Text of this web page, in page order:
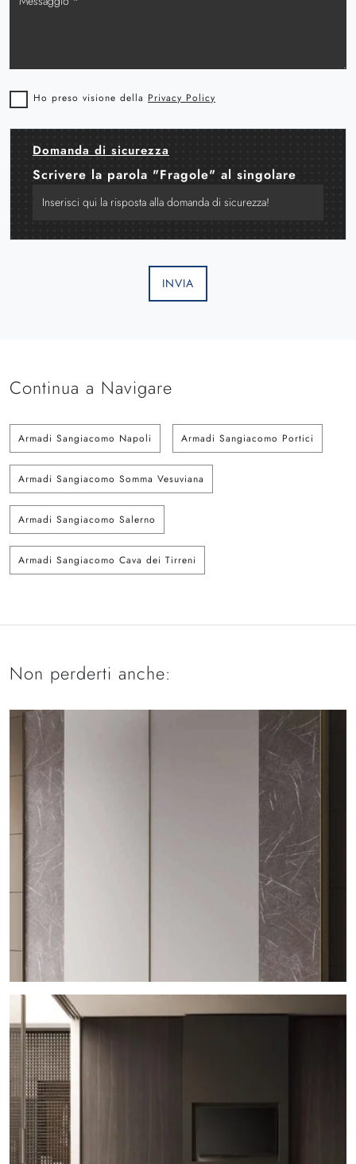
Ho preso visione della Privacy Policy
Domanda di sicurezza
Scrivere la parola "Fragole" al singolare
INVIA
Continua a Navigare
Armadi Sangiacomo Napoli Armadi Sangiacomo Portici
Armadi Sangiacomo Somma Vesuviana
Armadi Sangiacomo Salerno
Armadi Sangiacomo Cava dei Tirreni
Non perderti anche: